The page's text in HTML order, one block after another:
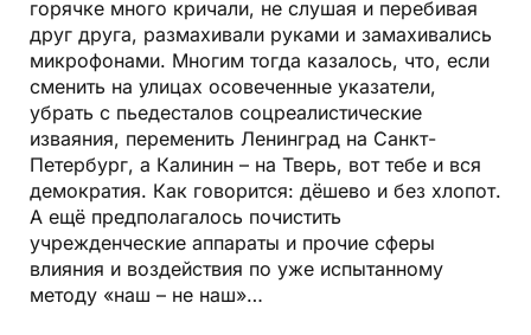
горячке много кричали, не слушая и перебивая
друг друга, размахивали руками и замахивались
микрофонами. Многим тогда казалось, что, если
сменить на улицах осовеченные указатели,
убрать с пьедесталов соцреалистические
изваяния, переменить Ленинград на Санкт-
Петербург, а Калинин – на Тверь, вот тебе и вся
демократия. Как говорится: дёшево и без хлопот.
А ещё предполагалось почистить
учрежденческие аппараты и прочие сферы
влияния и воздействия по уже испытанному
методу «наш – не наш»…